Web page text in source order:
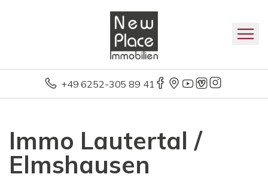
+49 6252-305 89 41
Immo Lautertal /
Elmshausen